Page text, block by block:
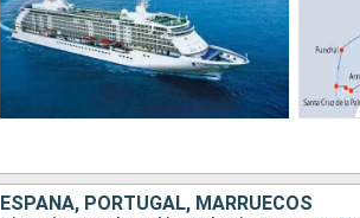
ESPAÑA, PORTUGAL, MARRUECOS